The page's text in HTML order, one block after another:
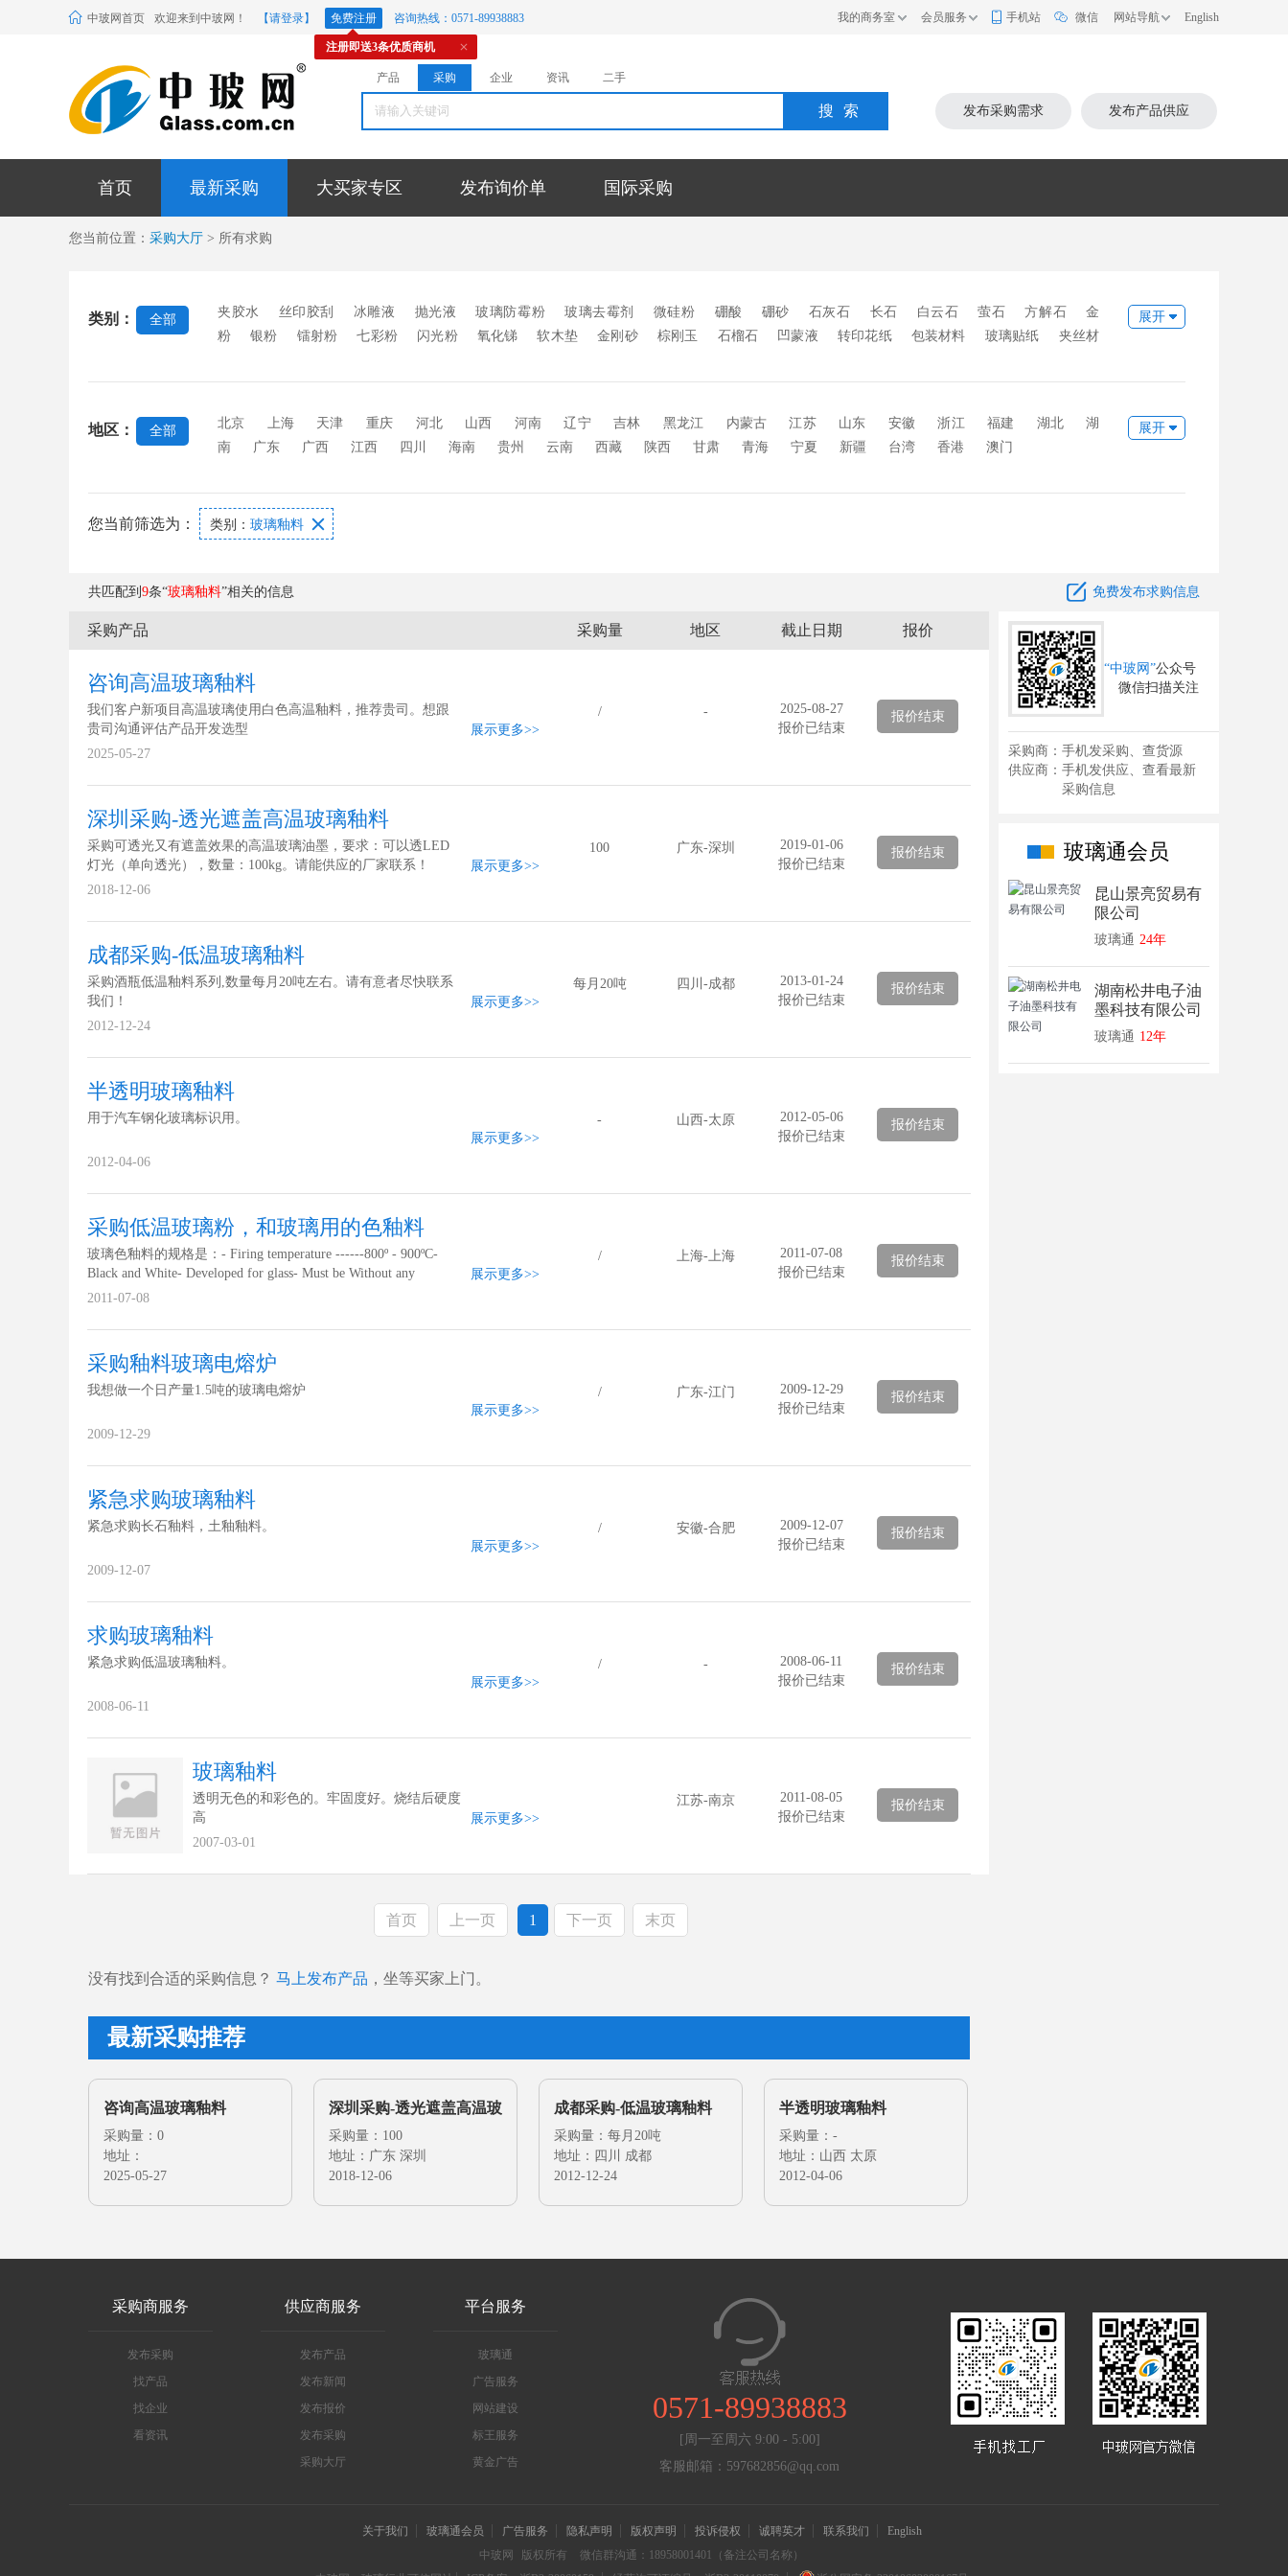
中玻网首页 欢迎来到中玻网！ 【请登录】 免费注册 咨询热线：0571-89938883
注册即送3条优质商机
我的商务室 会员服务 手机站 微信 网站导航 English
产品 采购 企业 资讯 二手
搜索 发布采购需求 发布产品供应
首页 最新采购 大买家专区 发布询价单 国际采购
您当前位置： 采购大厅 > 所有求购
类别： 全部
夹胶水 丝印胶刮 冰雕液 抛光液 玻璃防霉粉 玻璃去霉剂 微硅粉 硼酸 硼砂 石灰石 长石 白云石 萤石 方解石
金
粉
银粉 镭射粉 七彩粉 闪光粉 氧化锑 软木垫 金刚砂 棕刚玉 石榴石 凹蒙液 转印花纸 包装材料 玻璃贴纸
夹丝材
封胶
中空玻璃硅酮胶 镜背漆 玻璃烤漆 SGP胶片 玻璃油墨 玻璃油漆 玻璃颜料 玻璃涂料 玻璃色釉 耐火材料
化工材料
璃
玻璃功能膜 玻璃澄清剂 玻璃原材料 其它
展开
地区： 全部
北京 上海 天津 重庆 河北 山西 河南 辽宁 吉林 黑龙江 内蒙古 江苏 山东 安徽 浙江 福建 湖北
湖
南
广东 广西 江西 四川 海南 贵州 云南 西藏 陕西 甘肃 青海 宁夏 新疆 台湾 香港 澳门
展开
您当前筛选为： 类别： 玻璃釉料 
共匹配到 9条“玻璃釉料”相关的信息  免费发布求购信息
采购产品 采购量 地区 截止日期 报价
咨询高温玻璃釉料
我们客户新项目高温玻璃使用白色高温釉料，推荐贵司。想跟
贵司沟通评估产品开发选型
展示更多>>
2025-05-27
/ -
2025-08-27
报价已结束
报价结束
深圳采购-透光遮盖高温玻璃釉料
采购可透光又有遮盖效果的高温玻璃油墨，要求：可以透LED
灯光（单向透光），数量：100kg。请能供应的厂家联系！
展示更多>>
2018-12-06
100 广东-深圳
2019-01-06
报价已结束
报价结束
成都采购-低温玻璃釉料
采购酒瓶低温釉料系列,数量每月20吨左右。请有意者尽快联系
我们！
展示更多>>
2012-12-24
每月20吨 四川-成都
2013-01-24
报价已结束
报价结束
半透明玻璃釉料
用于汽车钢化玻璃标识用。
展示更多>>
2012-04-06
- 山西-太原
2012-05-06
报价已结束
报价结束
采购低温玻璃粉，和玻璃用的色釉料
玻璃色釉料的规格是：- Firing temperature ------800º - 900ºC-
Black and White- Developed for glass- Must be Without any
contaminant 玻璃粉，规格是： 转变温度435±10℃烧结温度560-
展示更多>>
2011-07-08
/ 上海-上海
2011-07-08
报价已结束
报价结束
采购釉料玻璃电熔炉
我想做一个日产量1.5吨的玻璃电熔炉
展示更多>>
2009-12-29
/ 广东-江门
2009-12-29
报价已结束
报价结束
紧急求购玻璃釉料
紧急求购长石釉料，土釉釉料。
展示更多>>
2009-12-07
/ 安徽-合肥
2009-12-07
报价已结束
报价结束
求购玻璃釉料
紧急求购低温玻璃釉料。
展示更多>>
2008-06-11
/ -
2008-06-11
报价已结束
报价结束
玻璃釉料
透明无色的和彩色的。牢固度好。烧结后硬度
高
展示更多>>
2007-03-01
江苏-南京
2011-08-05
报价已结束
报价结束
首页 上一页 1 下一页 末页
没有找到合适的采购信息？ 马上发布产品 ，坐等买家上门。
最新采购推荐
咨询高温玻璃釉料
采购量：0
地址：
2025-05-27
深圳采购-透光遮盖高温玻
璃釉料
采购量：100
地址：广东 深圳
2018-12-06
成都采购-低温玻璃釉料
采购量：每月20吨
地址：四川 成都
2012-12-24
半透明玻璃釉料
采购量：-
地址：山西 太原
2012-04-06
“中玻网”公众号
微信扫描关注
采购商：手机发采购、查货源
供应商：手机发供应、查看最新
采购信息
玻璃通会员
昆山景亮贸易有
限公司
玻璃通 24年
湖南松井电子油
墨科技有限公司
玻璃通 12年
采购商服务
发布采购
找产品
找企业
看资讯
供应商服务
发布产品
发布新闻
发布报价
发布采购
采购大厅
平台服务
玻璃通
广告服务
网站建设
标王服务
黄金广告
0571-89938883
[周一至周六 9:00 - 5:00]
客服邮箱：597682856@qq.com
关于我们 玻璃通会员 广告服务 隐私声明 版权声明 投诉侵权 诚聘英才 联系我们
English
中玻网
版权所有
微信群沟通：18958001401（备注公司名称）